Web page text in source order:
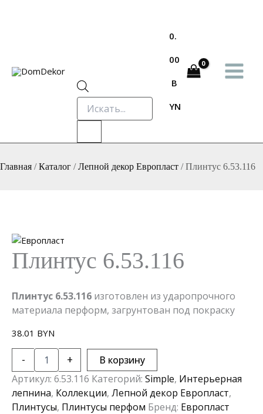
Поиск
товаров
0.
00
B
YN
Главная /Каталог /Лепной декор Европласт /Плинтус 6.53.116
Плинтус 6.53.116
Плинтус 6.53.116 изготовлен из ударопрочного
материала перформ, загрунтован под покраску
38.01 BYN
-
Количество
товара
Плинтус
6.53.116
+
В корзину
Артикул: 6.53.116 Категорий: Simple, Интерьерная
лепнина, Коллекции, Лепной декор Европласт,
Плинтусы, Плинтусы перфом Бренд: Европласт